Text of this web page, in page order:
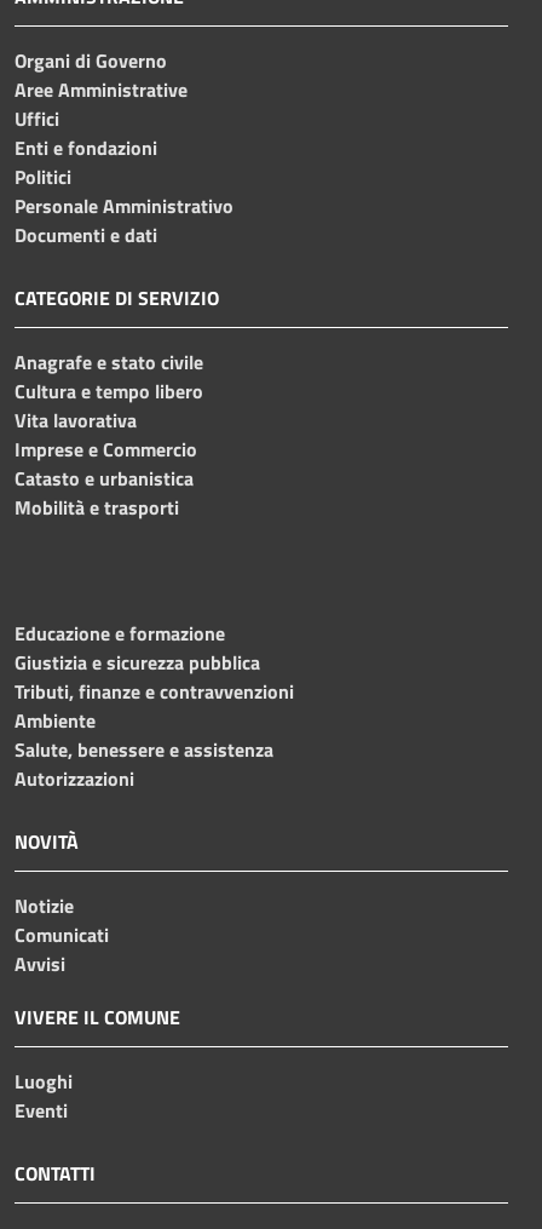
Organi di Governo
Aree Amministrative
Uffici
Enti e fondazioni
Politici
Personale Amministrativo
Documenti e dati
CATEGORIE DI SERVIZIO
Anagrafe e stato civile
Cultura e tempo libero
Vita lavorativa
Imprese e Commercio
Catasto e urbanistica
Mobilità e trasporti
Educazione e formazione
Giustizia e sicurezza pubblica
Tributi, finanze e contravvenzioni
Ambiente
Salute, benessere e assistenza
Autorizzazioni
NOVITÀ
Notizie
Comunicati
Avvisi
VIVERE IL COMUNE
Luoghi
Eventi
CONTATTI